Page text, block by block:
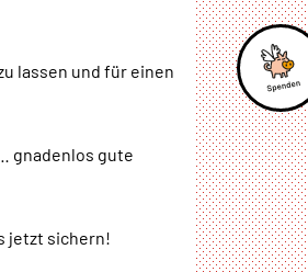
lassen und für einen
gnadenlos gute
jetzt sichern!